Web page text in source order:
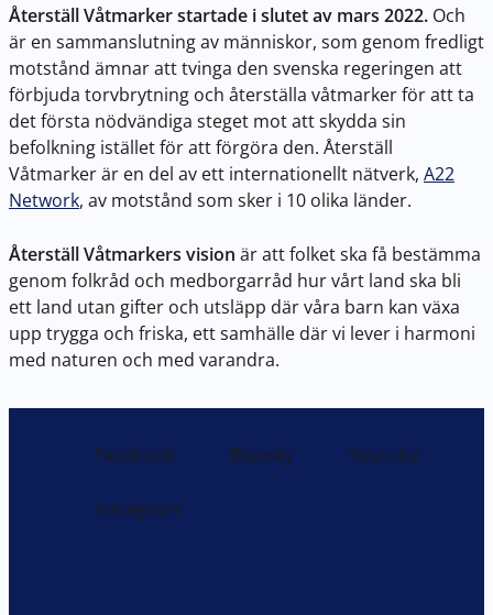
Återställ Våtmarker startade i slutet av mars 2022. Och
är en sammanslutning av människor, som genom fredligt
motstånd ämnar att tvinga den svenska regeringen att
förbjuda torvbrytning och återställa våtmarker för att ta
det första nödvändiga steget mot att skydda sin
befolkning istället för att förgöra den. Återställ
Våtmarker är en del av ett internationellt nätverk, A22
Network, av motstånd som sker i 10 olika länder.
Återställ Våtmarkers vision är att folket ska få bestämma
genom folkråd och medborgarråd hur vårt land ska bli
ett land utan gifter och utsläpp där våra barn kan växa
upp trygga och friska, ett samhälle där vi lever i harmoni
med naturen och med varandra.
Facebook Bluesky Youtube
Instagram